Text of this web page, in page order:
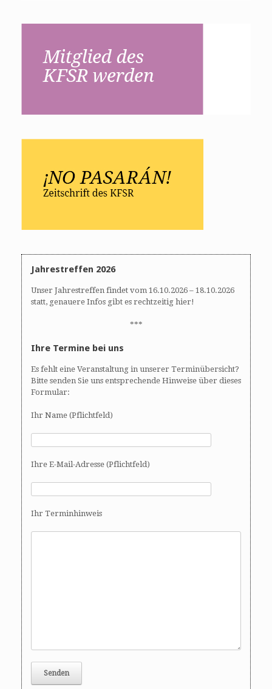
Jahrestreffen 2026
Unser Jahrestreffen findet vom 16.10.2026 – 18.10.2026
statt, genauere Infos gibt es rechtzeitig hier!
***
Ihre Termine bei uns
Es fehlt eine Veranstaltung in unserer Terminübersicht?
Bitte senden Sie uns entsprechende Hinweise über dieses
Formular:
Ihr Name (Pflichtfeld)
Ihre E-Mail-Adresse (Pflichtfeld)
Ihr Terminhinweis